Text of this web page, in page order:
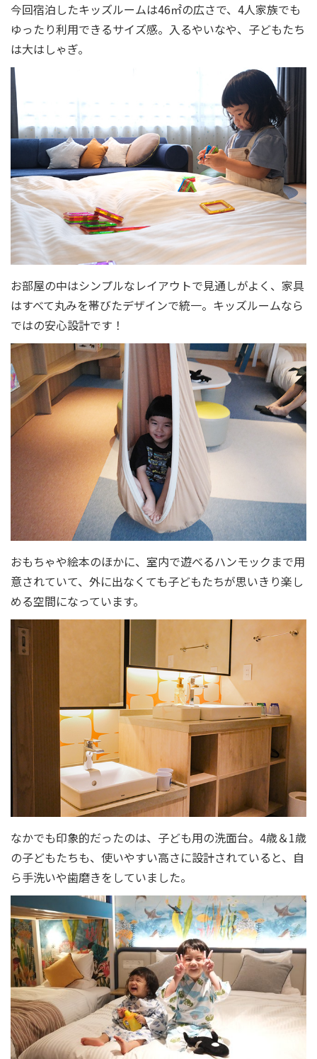
今回宿泊したキッズルームは46㎡の広さで、4人家族でも
ゆったり利用できるサイズ感。入るやいなや、子どもたち
は大はしゃぎ。
お部屋の中はシンプルなレイアウトで見通しがよく、家具
はすべて丸みを帯びたデザインで統一。キッズルームなら
ではの安心設計です！
おもちゃや絵本のほかに、室内で遊べるハンモックまで用
意されていて、外に出なくても子どもたちが思いきり楽し
める空間になっています。
なかでも印象的だったのは、子ども用の洗面台。4歳＆1歳
の子どもたちも、使いやすい高さに設計されていると、自
ら手洗いや歯磨きをしていました。